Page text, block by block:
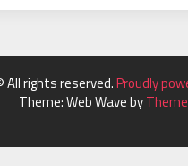
All rights reserved.Proudly
Theme: Web Wave by